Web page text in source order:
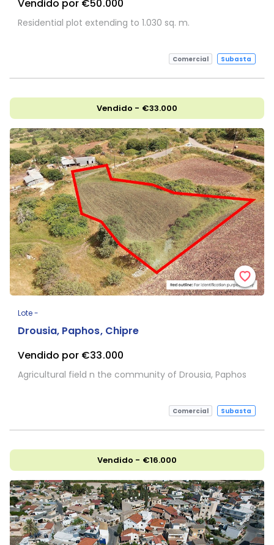
Vendido por €50.000
Residential plot extending to 1.030 sq. m.
Comercial Subasta
Vendido - €33.000
Lote -
Drousia, Paphos, Chipre
Vendido por €33.000
Agricultural field n the community of Drousia, Paphos
Comercial Subasta
Vendido - €16.000